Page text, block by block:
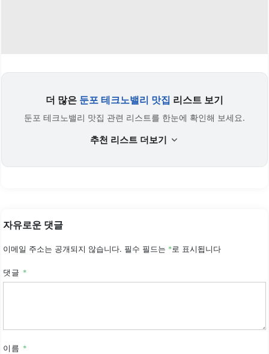
더 많은 둔포 테크노밸리 맛집 리스트 보기
둔포 테크노밸리 맛집 관련 리스트를 한눈에 확인해 보세요.
추천 리스트 더보기
자유로운 댓글
이메일 주소는 공개되지 않습니다. 필수 필드는 *로 표시됩니다
댓글 *
이름 *